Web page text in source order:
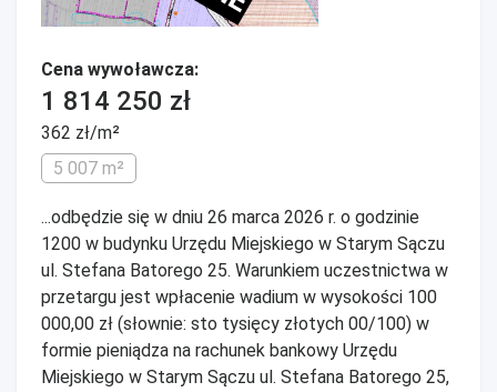
Cena wywoławcza:
1 814 250 zł
362 zł/m²
5 007 m²
...odbędzie się w dniu 26 marca 2026 r. o godzinie
1200 w budynku Urzędu Miejskiego w Starym Sączu
ul. Stefana Batorego 25. Warunkiem uczestnictwa w
przetargu jest wpłacenie wadium w wysokości 100
000,00 zł (słownie: sto tysięcy złotych 00/100) w
formie pieniądza na rachunek bankowy Urzędu
Miejskiego w Starym Sączu ul. Stefana Batorego 25,